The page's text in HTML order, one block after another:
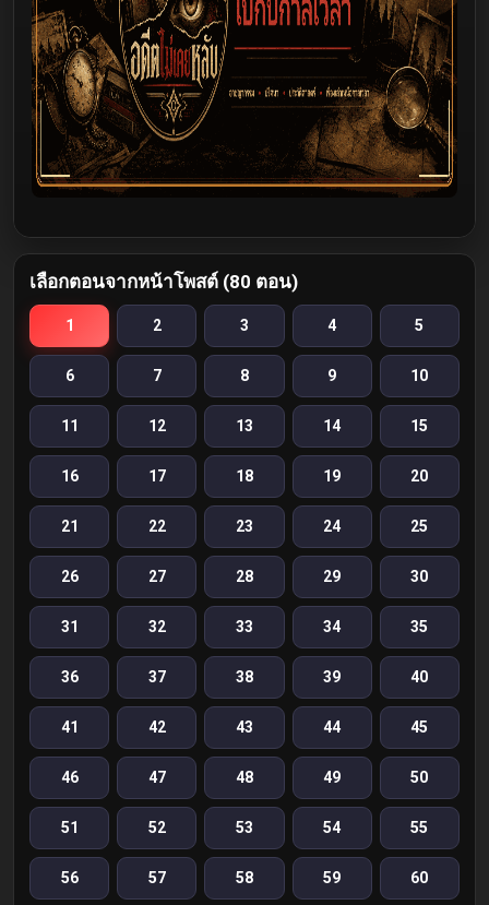
เลือกตอนจากหน้าโพสต์ (80 ตอน)
1 2 3 4 5
6 7 8 9 10
11 12 13 14 15
16 17 18 19 20
21 22 23 24 25
26 27 28 29 30
31 32 33 34 35
36 37 38 39 40
41 42 43 44 45
46 47 48 49 50
51 52 53 54 55
56 57 58 59 60